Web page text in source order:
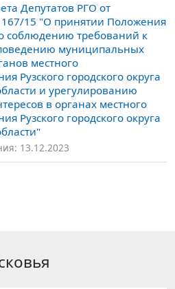
Депутатов РГО от
15 "О принятии Положения
соблюдению требований к
муниципальных
местного
Рузского городского округа
и урегулированию
в органах местного
Рузского городского округа
13.12.2023